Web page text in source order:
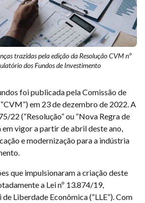
trazidas pela edição da Resolução CVM nº
dos Fundos de Investimento
foi publicada pela Comissão de
em 23 de dezembro de 2022. A
22 (“Resolução” ou “Nova Regra de
em vigor a partir de abril deste ano,
e modernização para a indústria
que impulsionaram a criação deste
a Lei nº 13.874/19,
Liberdade Econômica (“LLE”). Com